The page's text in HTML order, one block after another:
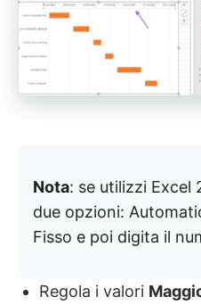
Nota: se utilizzi Excel
due opzioni:
Fisso e poi digita il
Regola i valori